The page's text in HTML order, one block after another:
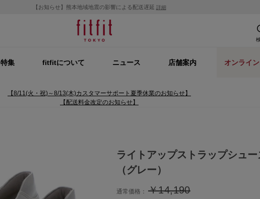
【お知らせ】熊本地域地震の影響による配送遅延 詳細
特集 fitfitについて ニュース 店舗案内 オンライ
【8/11(火・祝)～8/13(木)カスタマーサポート夏季休業のお知らせ】
【配送料金改定のお知らせ】
ライトアップストラップシュー
（グレー）
通常価格： ￥14,190